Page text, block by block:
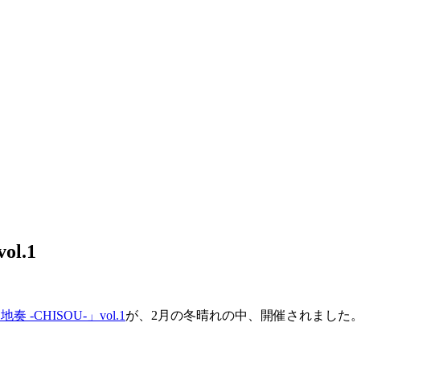
地奏 -CHISOU-」vol.1 が、2月の冬晴れの中、開催されました。